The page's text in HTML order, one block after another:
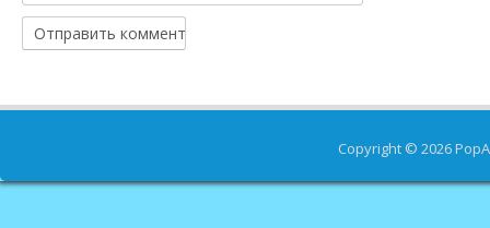
Copyright © 2026